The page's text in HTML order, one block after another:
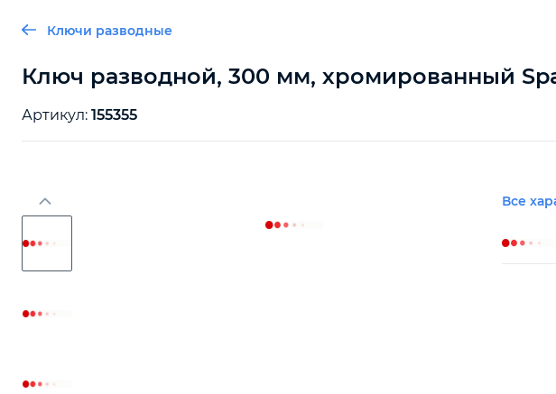
Ключи разводные
Ключ разводной, 300 мм, хромированный
Артикул: 155355
Все